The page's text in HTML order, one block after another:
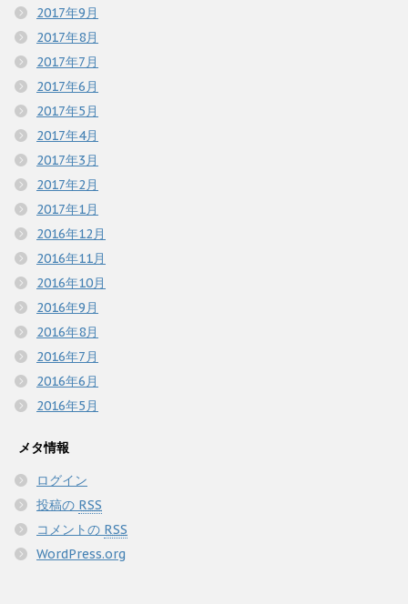
2017年9月
2017年8月
2017年7月
2017年6月
2017年5月
2017年4月
2017年3月
2017年2月
2017年1月
2016年12月
2016年11月
2016年10月
2016年9月
2016年8月
2016年7月
2016年6月
2016年5月
メタ情報
ログイン
投稿の RSS
コメントの RSS
WordPress.org